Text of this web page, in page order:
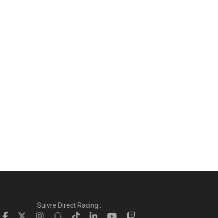
Suivre Direct Racing :